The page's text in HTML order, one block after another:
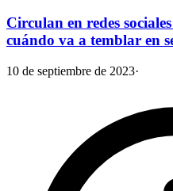
Circulan en redes
cuándo va a temblar en
10 de septiembre de 2023·